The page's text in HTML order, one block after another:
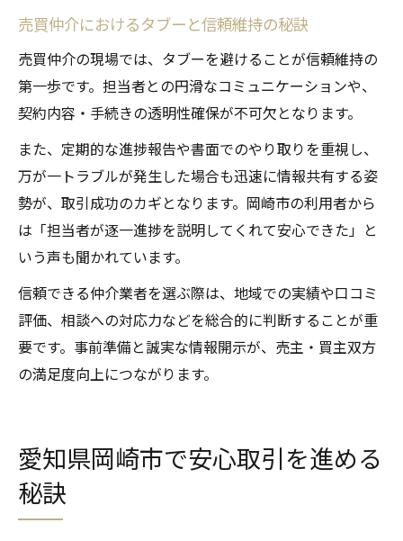
売買仲介におけるタブーと信頼維持の秘訣
売買仲介の現場では、タブーを避けることが信頼維持の
第一歩です。担当者との円滑なコミュニケーションや、
契約内容・手続きの透明性確保が不可欠となります。
また、定期的な進捗報告や書面でのやり取りを重視し、
万が一トラブルが発生した場合も迅速に情報共有する姿
勢が、取引成功のカギとなります。岡崎市の利用者から
は「担当者が逐一進捗を説明してくれて安心できた」と
いう声も聞かれています。
信頼できる仲介業者を選ぶ際は、地域での実績や口コミ
評価、相談への対応力などを総合的に判断することが重
要です。事前準備と誠実な情報開示が、売主・買主双方
の満足度向上につながります。
愛知県岡崎市で安心取引を進める
秘訣